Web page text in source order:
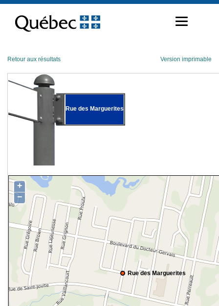
contenu
Retour aux résultats Version imprimable
Rue des Marguerites
Rue des Marguerites
+
−